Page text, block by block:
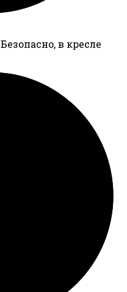
Безопасно, в кресле